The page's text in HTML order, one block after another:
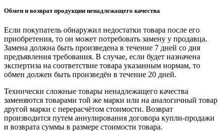
Обмен и возврат продукции ненадлежащего качества
Если покупатель обнаружил недостатки товара после его
приобретения, то он может потребовать замену у продавца.
Замена должна быть произведена в течение 7 дней со дня
предъявления требования. В случае, если будет назначена
экспертиза на соответствие товара указанным нормам, то
обмен должен быть произведён в течение 20 дней.
Технически сложные товары ненадлежащего качества
заменяются товарами той же марки или на аналогичный товар
другой марки с перерасчётом стоимости. Возврат
производится путем аннулирования договора купли-продажи
и возврата суммы в размере стоимости товара.